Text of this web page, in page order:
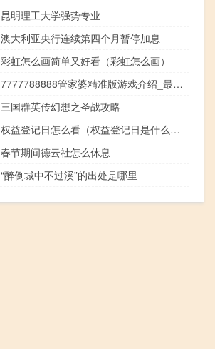
昆明理工大学强势专业
澳大利亚央行连续第四个月暂停加息
彩虹怎么画简单又好看（彩虹怎么画）
7777788888管家婆精准版游戏介绍_最新答案解释落实_iPhone版v00.83.32
三国群英传幻想之圣战攻略
权益登记日怎么看（权益登记日是什么意思）
春节期间德云社怎么休息
“醉倒城中不过溪”的出处是哪里